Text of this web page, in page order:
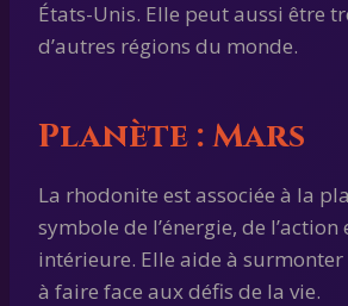
États-Unis. Elle peut aussi être
d’autres régions du monde.
Planète : Mars
La rhodonite est associée à la
symbole de l’énergie, de l’action
intérieure. Elle aide à surmonter
à faire face aux défis de la vie.